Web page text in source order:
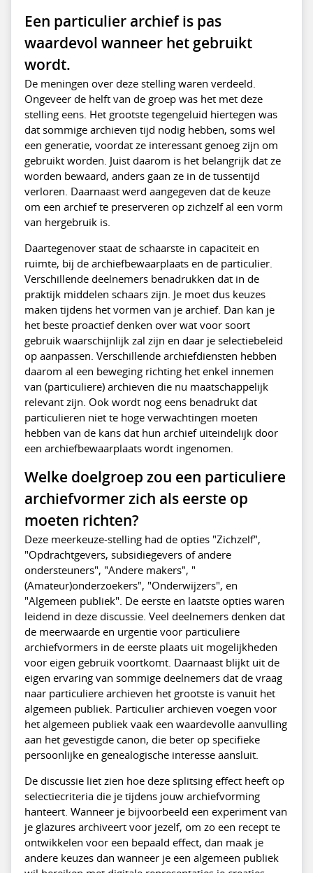
Een particulier archief is pas
waardevol wanneer het gebruikt
wordt.
De meningen over deze stelling waren verdeeld.
Ongeveer de helft van de groep was het met deze
stelling eens. Het grootste tegengeluid hiertegen was
dat sommige archieven tijd nodig hebben, soms wel
een generatie, voordat ze interessant genoeg zijn om
gebruikt worden. Juist daarom is het belangrijk dat ze
worden bewaard, anders gaan ze in de tussentijd
verloren. Daarnaast werd aangegeven dat de keuze
om een archief te preserveren op zichzelf al een vorm
van hergebruik is.
Daartegenover staat de schaarste in capaciteit en
ruimte, bij de archiefbewaarplaats en de particulier.
Verschillende deelnemers benadrukken dat in de
praktijk middelen schaars zijn. Je moet dus keuzes
maken tijdens het vormen van je archief. Dan kan je
het beste proactief denken over wat voor soort
gebruik waarschijnlijk zal zijn en daar je selectiebeleid
op aanpassen. Verschillende archiefdiensten hebben
daarom al een beweging richting het enkel innemen
van (particuliere) archieven die nu maatschappelijk
relevant zijn. Ook wordt nog eens benadrukt dat
particulieren niet te hoge verwachtingen moeten
hebben van de kans dat hun archief uiteindelijk door
een archiefbewaarplaats wordt ingenomen.
Welke doelgroep zou een particuliere
archiefvormer zich als eerste op
moeten richten?
Deze meerkeuze-stelling had de opties "Zichzelf",
"Opdrachtgevers, subsidiegevers of andere
ondersteuners", "Andere makers", "
(Amateur)onderzoekers", "Onderwijzers", en
"Algemeen publiek". De eerste en laatste opties waren
leidend in deze discussie. Veel deelnemers denken dat
de meerwaarde en urgentie voor particuliere
archiefvormers in de eerste plaats uit mogelijkheden
voor eigen gebruik voortkomt. Daarnaast blijkt uit de
eigen ervaring van sommige deelnemers dat de vraag
naar particuliere archieven het grootste is vanuit het
algemeen publiek. Particulier archieven voegen voor
het algemeen publiek vaak een waardevolle aanvulling
aan het gevestigde canon, die beter op specifieke
persoonlijke en genealogische interesse aansluit.
De discussie liet zien hoe deze splitsing effect heeft op
selectiecriteria die je tijdens jouw archiefvorming
hanteert. Wanneer je bijvoorbeeld een experiment van
je glazures archiveert voor jezelf, om zo een recept te
ontwikkelen voor een bepaald effect, dan maak je
andere keuzes dan wanneer je een algemeen publiek